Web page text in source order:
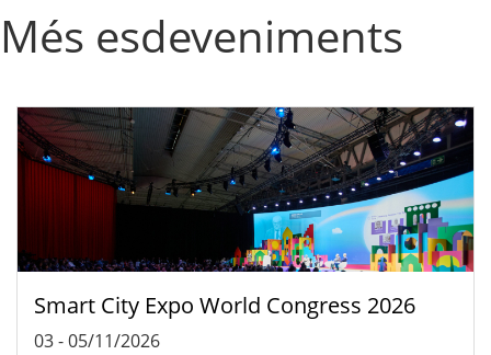
Més esdeveniments
Smart City Expo World Congress 2026
03-05/11/2026